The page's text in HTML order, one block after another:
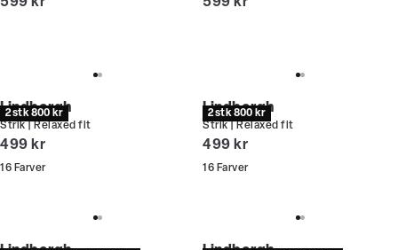
2 stk 800 kr
Lindbergh
Strik | Relaxed fit
I alt (inkl. rabat)
499 kr
16 Farver
2 stk 800 kr
Lindbergh
Strik | Relaxed fit
I alt (inkl. rabat)
499 kr
16 Farver